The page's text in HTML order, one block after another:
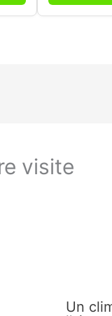
visite
Un